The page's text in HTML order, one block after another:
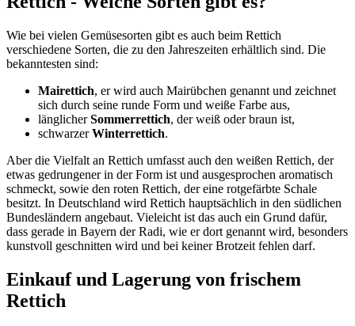
Wie bei vielen Gemüsesorten gibt es auch beim Rettich
verschiedene Sorten, die zu den Jahreszeiten erhältlich sind. Die
bekanntesten sind:
Mairettich, er wird auch Mairübchen genannt und zeichnet
sich durch seine runde Form und weiße Farbe aus,
länglicherSommerrettich, der weiß oder braun ist,
schwarzerWinterrettich.
Aber die Vielfalt an Rettich umfasst auch den weißen Rettich, der
etwas gedrungener in der Form ist und ausgesprochen aromatisch
schmeckt, sowie den roten Rettich, der eine rotgefärbte Schale
besitzt. In Deutschland wird Rettich hauptsächlich in den südlichen
Bundesländern angebaut. Vieleicht ist das auch ein Grund dafür,
dass gerade in Bayern der Radi, wie er dort genannt wird, besonders
kunstvoll geschnitten wird und bei keiner Brotzeit fehlen darf.
Einkauf und Lagerung von frischem
Rettich